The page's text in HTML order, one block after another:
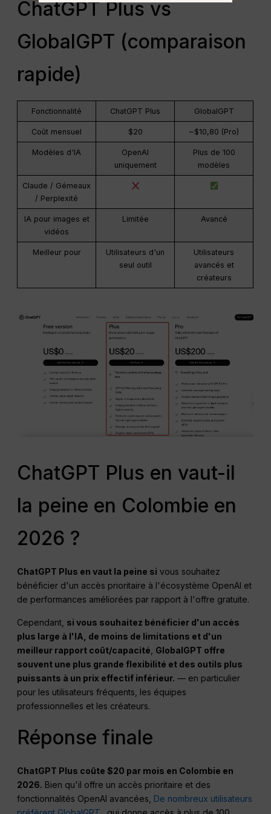
ChatGPT Plus vs
GlobalGPT (comparaison
rapide)
Fonctionnalité ChatGPT Plus GlobalGPT
Coût mensuel $20 ~$10,80 (Pro)
Modèles d'IA
OpenAI
uniquement
Plus de 100
modèles
Claude / Gémeaux
/ Perplexité
IA pour images et
vidéos
Limitée Avancé
Meilleur pour
Utilisateurs d'un
seul outil
Utilisateurs
avancés et
créateurs
ChatGPT Plus en vaut-il
la peine en Colombie en
2026 ?
ChatGPT Plus en vaut la peine si vous souhaitez
bénéficier d'un accès prioritaire à l'écosystème OpenAI et
de performances améliorées par rapport à l'offre gratuite.
Cependant, si vous souhaitez bénéficier d'un accès
plus large à l'IA, de moins de limitations et d'un
meilleur rapport coût/capacité GlobalGPT offre
souvent une plus grande flexibilité et des outils plus
puissants à un prix effectif inférieur. — en particulier
pour les utilisateurs fréquents, les équipes
professionnelles et les créateurs.
Réponse finale
ChatGPT Plus coûte $20 par mois en Colombie en
2026. Bien qu'il offre un accès prioritaire et des
fonctionnalités OpenAI avancées, De nombreux utilisateurs